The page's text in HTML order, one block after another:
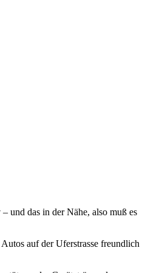
und das in der Nähe, also muß es
auf der Uferstrasse freundlich